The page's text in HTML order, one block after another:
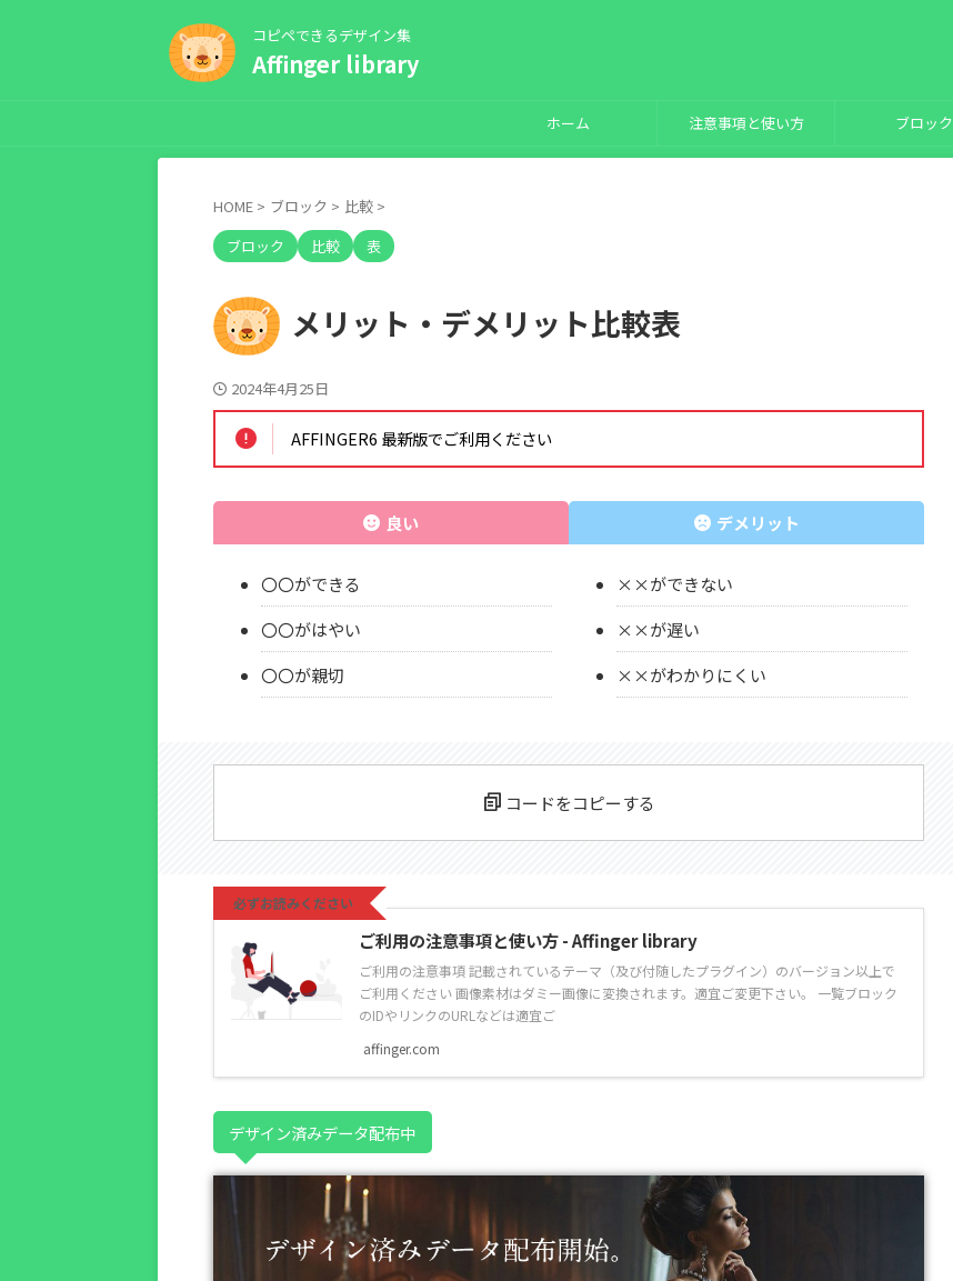
コピペできるデザイン集
Affinger library
ホーム 注意事項と使い方 ブロック
HOME > ブロック > 比較 >
ブロック
比較 表
メリット・デメリット比較表
2024年4月25日
AFFINGER6 最新版でご利用ください
良い
〇〇ができる
〇〇がはやい
〇〇が親切
デメリット
××ができない
××が遅い
××がわかりにくい
コードをコピーする
必ずお読みください
ご利用の注意事項と使い方 - Affinger library
ご利用の注意事項 記載されているテーマ（及び付随したプラグイン）のバージョン以上で
ご利用ください 画像素材はダミー画像に変換されます。適宜ご変更下さい。 一覧ブロック
のIDやリンクのURLなどは適宜ご
affinger.com
デザイン済みデータ配布中